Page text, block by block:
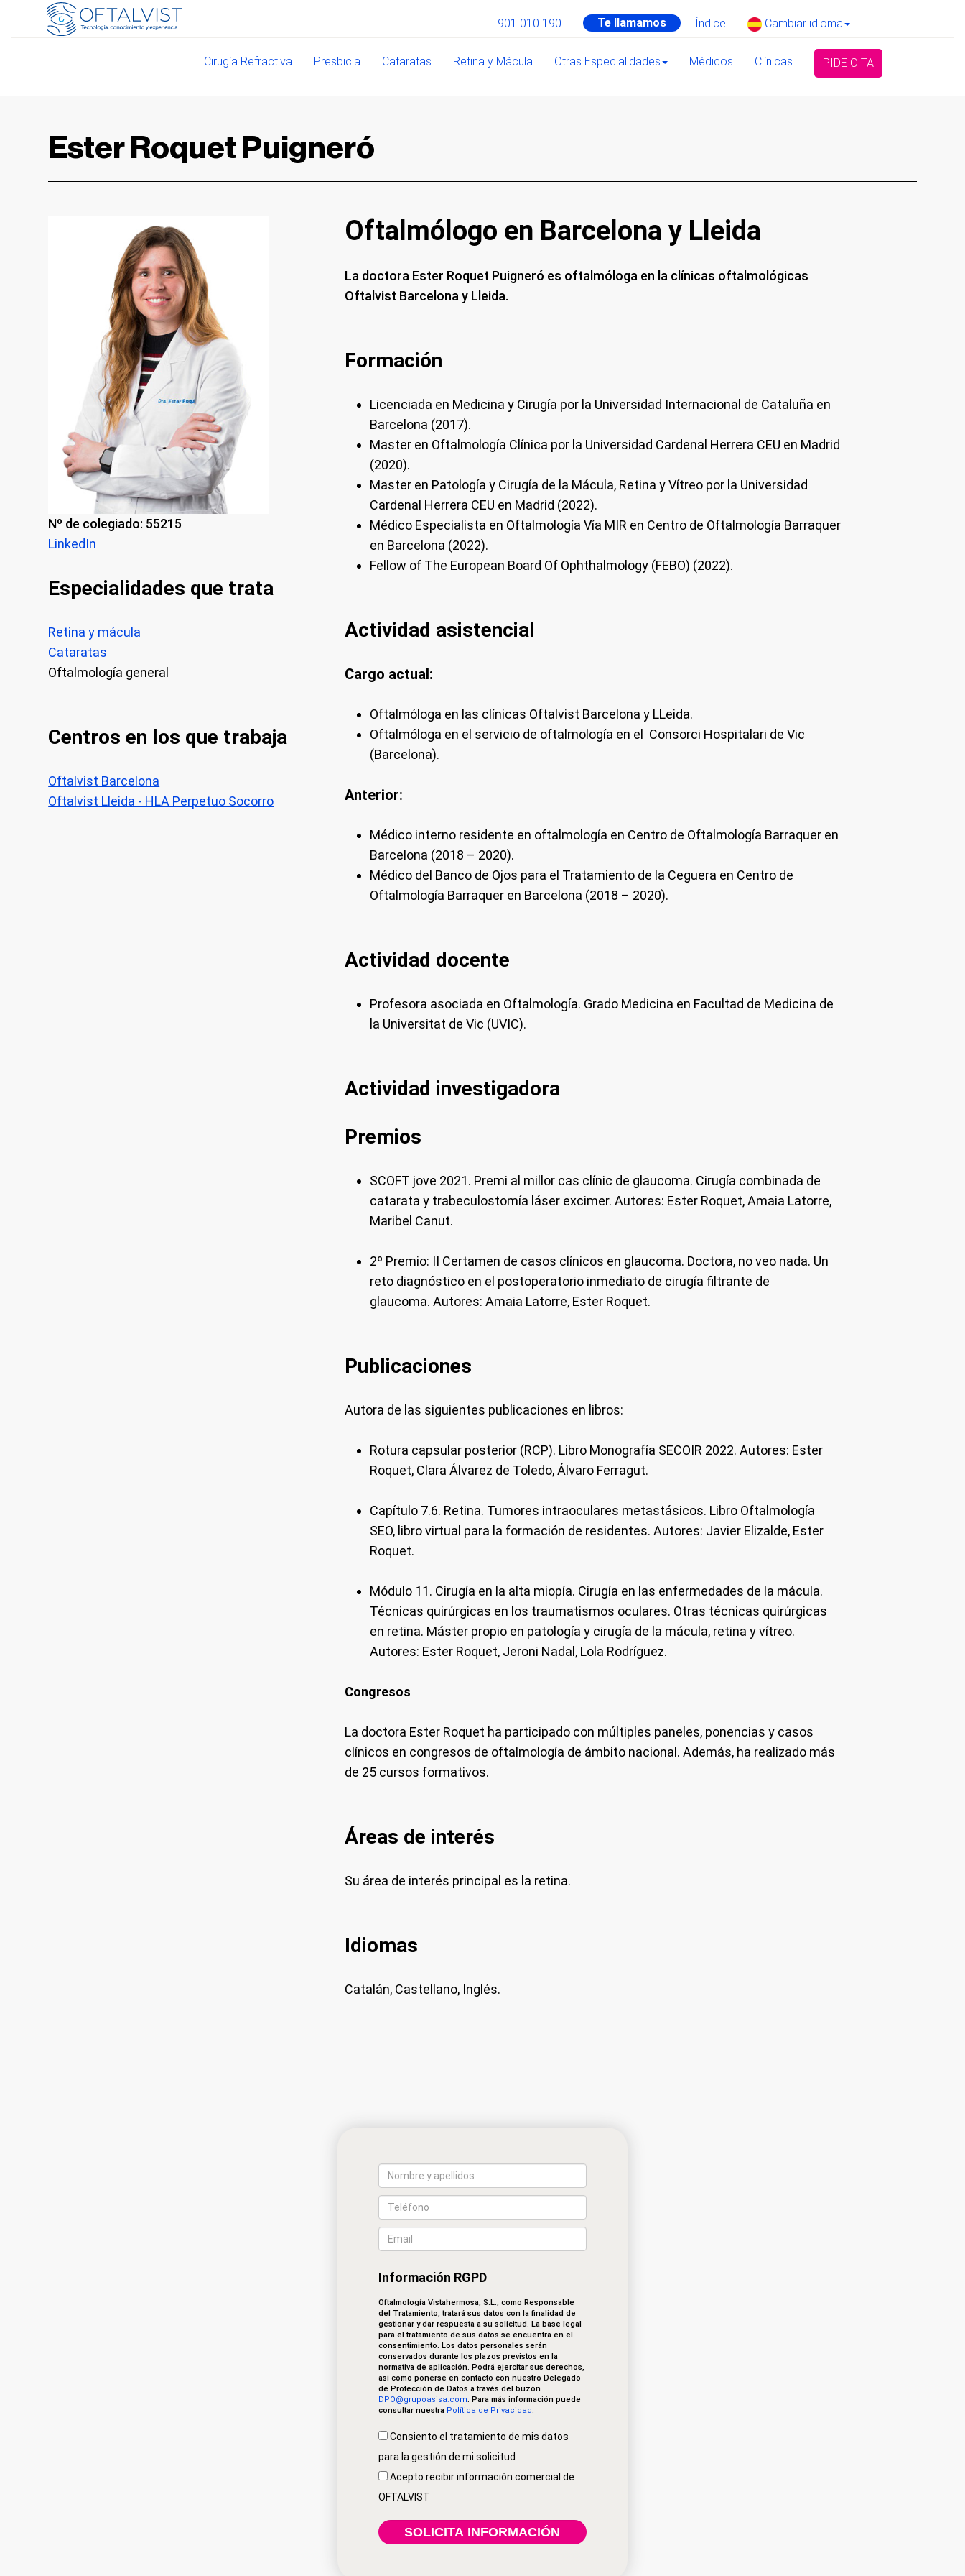
901 010 190 Te llamamos Índice Cambiar idioma
Cirugía Refractiva Presbicia Cataratas Retina y Mácula Otras Especialidades Médicos Clínicas PIDE CITA
Ester Roquet Puigneró
Nº de colegiado: 55215
LinkedIn
Especialidades que trata
Retina y mácula
Cataratas
Oftalmología general
Centros en los que trabaja
Oftalvist Barcelona
Oftalvist Lleida - HLA Perpetuo Socorro
Oftalmólogo en Barcelona y Lleida
La doctora Ester Roquet Puigneró es oftalmóloga en la clínicas oftalmológicas
Oftalvist Barcelona y Lleida.
Formación
Licenciada en Medicina y Cirugía por la Universidad Internacional de Cataluña en
Barcelona (2017).
Master en Oftalmología Clínica por la Universidad Cardenal Herrera CEU en Madrid
(2020).
Master en Patología y Cirugía de la Mácula, Retina y Vítreo por la Universidad
Cardenal Herrera CEU en Madrid (2022).
Médico Especialista en Oftalmología Vía MIR en Centro de Oftalmología Barraquer
en Barcelona (2022).
Fellow of The European Board Of Ophthalmology (FEBO) (2022).
Actividad asistencial
Cargo actual:
Oftalmóloga en las clínicas Oftalvist Barcelona y LLeida.
Oftalmóloga en el servicio de oftalmología en el Consorci Hospitalari de Vic
(Barcelona).
Anterior:
Médico interno residente en oftalmología en Centro de Oftalmología Barraquer en
Barcelona (2018 – 2020).
Médico del Banco de Ojos para el Tratamiento de la Ceguera en Centro de
Oftalmología Barraquer en Barcelona (2018 – 2020).
Actividad docente
Profesora asociada en Oftalmología. Grado Medicina en Facultad de Medicina de
la Universitat de Vic (UVIC).
Actividad investigadora
Premios
SCOFT jove 2021. Premi al millor cas clínic de glaucoma. Cirugía combinada de
catarata y trabeculostomía láser excimer.Autores: Ester Roquet, Amaia Latorre,
Maribel Canut.
2º Premio: II Certamen de casos clínicos en glaucoma. Doctora, no veo nada. Un
reto diagnóstico en el postoperatorio inmediato de cirugía filtrante de
glaucoma.Autores: Amaia Latorre, Ester Roquet.
Publicaciones
Autora de las siguientes publicaciones en libros:
Rotura capsular posterior (RCP). Libro Monografía SECOIR 2022. Autores: Ester
Roquet, Clara Álvarez de Toledo, Álvaro Ferragut.
Capítulo 7.6. Retina. Tumores intraoculares metastásicos. Libro Oftalmología
SEO, libro virtual para la formación de residentes. Autores: Javier Elizalde, Ester
Roquet.
Módulo 11. Cirugía en la alta miopía. Cirugía en las enfermedades de la mácula.
Técnicas quirúrgicas en los traumatismos oculares. Otras técnicas quirúrgicas
en retina. Máster propio en patología y cirugía de la mácula, retina y vítreo.
Autores: Ester Roquet, Jeroni Nadal, Lola Rodríguez.
Congresos
La doctora Ester Roquet ha participado con múltiples paneles, ponencias y casos
clínicos en congresos de oftalmología de ámbito nacional. Además, ha realizado más
de 25 cursos formativos.
Áreas de interés
Su área de interés principal es la retina.
Idiomas
Catalán, Castellano, Inglés.
Información RGPD
Oftalmología Vistahermosa, S.L., como Responsable
del Tratamiento, tratará sus datos con la finalidad de
gestionar y dar respuesta a su solicitud. La base legal
para el tratamiento de sus datos se encuentra en el
consentimiento. Los datos personales serán
conservados durante los plazos previstos en la
normativa de aplicación. Podrá ejercitar sus derechos,
así como ponerse en contacto con nuestro Delegado
de Protección de Datos a través del buzón
DPO@grupoasisa.com. Para más información puede
consultar nuestra Política de Privacidad.
Consiento el tratamiento de mis datos
para la gestión de mi solicitud
Acepto recibir información comercial de
OFTALVIST